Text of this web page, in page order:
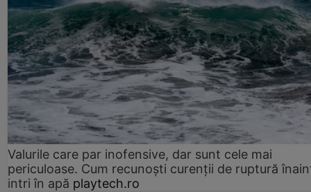
Valurile care par inofensive, dar sunt cele mai
periculoase. Cum recunoști curenții de ruptură
intri în apă playtech.ro